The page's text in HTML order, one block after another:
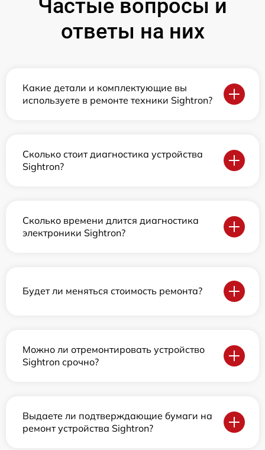
Частые вопросы и
ответы на них
Какие детали и комплектующие вы
используете в ремонте техники Sightron?
Сколько стоит диагностика устройства
Sightron?
Сколько времени длится диагностика
электроники Sightron?
Будет ли меняться стоимость ремонта?
Можно ли отремонтировать устройство
Sightron срочно?
Выдаете ли подтверждающие бумаги на
ремонт устройства Sightron?